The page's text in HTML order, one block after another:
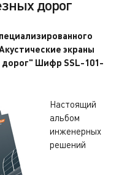
дорог
экраны
Шифр SSL-101-
Настоящий
альбом
инженерных
решений